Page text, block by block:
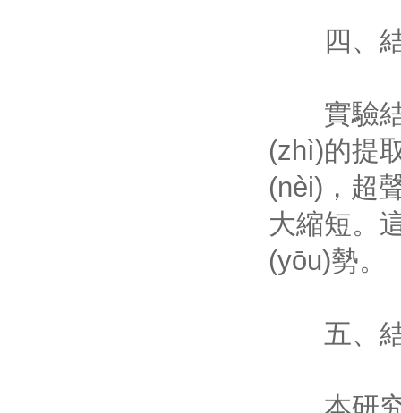
四、
實驗結
(zhì)的提
(nèi)，
大縮短
(yōu)勢。
五、結